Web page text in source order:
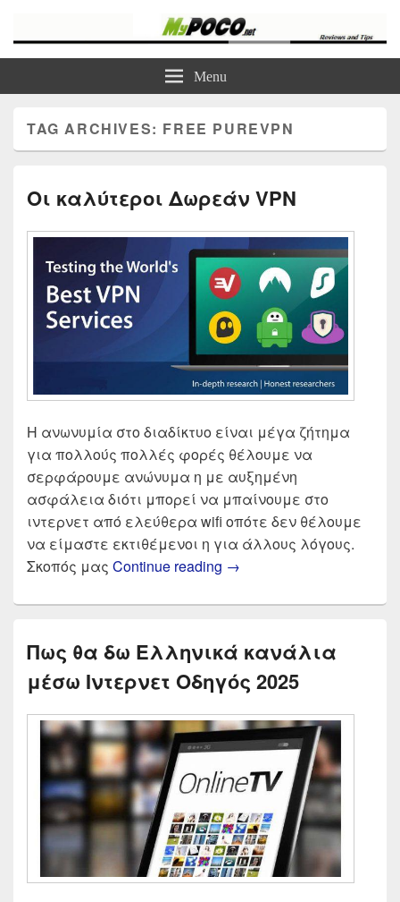
Τα καλύτερα Reviews , Συγκρίσεις , VPN , Webhosting
Menu
TAG ARCHIVES: FREE PUREVPN
Οι καλύτεροι Δωρεάν VPN
Η ανωνυμία στο διαδίκτυο είναι μέγα ζήτημα
για πολλούς πολλές φορές θέλουμε να
σερφάρουμε ανώνυμα η με αυξημένη
ασφάλεια διότι μπορεί να μπαίνουμε στο
ιντερνετ από ελεύθερα wifi οπότε δεν θέλουμε
να είμαστε εκτιθέμενοι η για άλλους λόγους.
Σκοπός μας Continue reading Οι καλύτεροι Δωρεάν
→
Πως θα δω Ελληνικά κανάλια
μέσω Ιντερνετ Οδηγός 2025